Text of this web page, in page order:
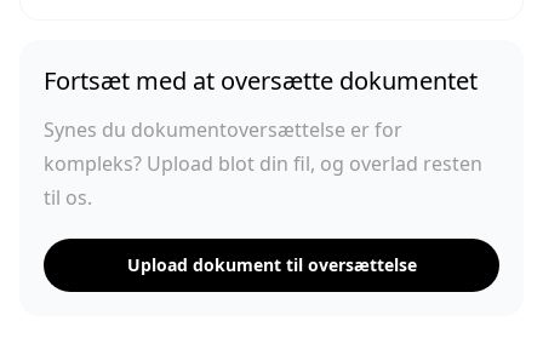
Fortsæt med at oversætte dokumentet
Synes du dokumentoversættelse er for
kompleks? Upload blot din fil, og overlad resten
til os.
Upload dokument til oversættelse